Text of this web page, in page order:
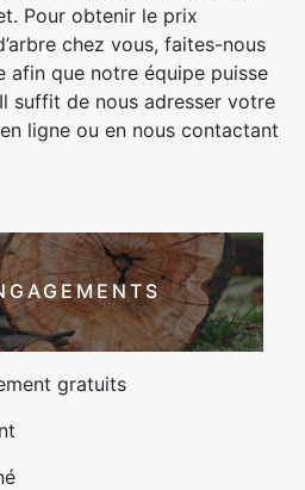
Pour obtenir le prix
chez vous, faites-nous
afin que notre équipe puisse
suffit de nous adresser votre
ligne ou en nous contactant
gratuits